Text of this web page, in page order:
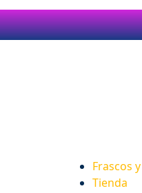
Frascos
Tienda